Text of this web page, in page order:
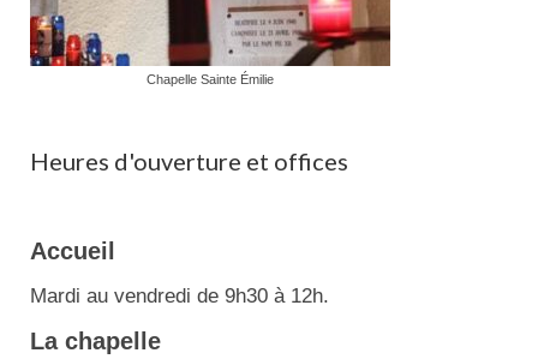
Chapelle Sainte Émilie
Heures d'ouverture et offices
Accueil
Mardi au vendredi de 9h30 à 12h.
La chapelle